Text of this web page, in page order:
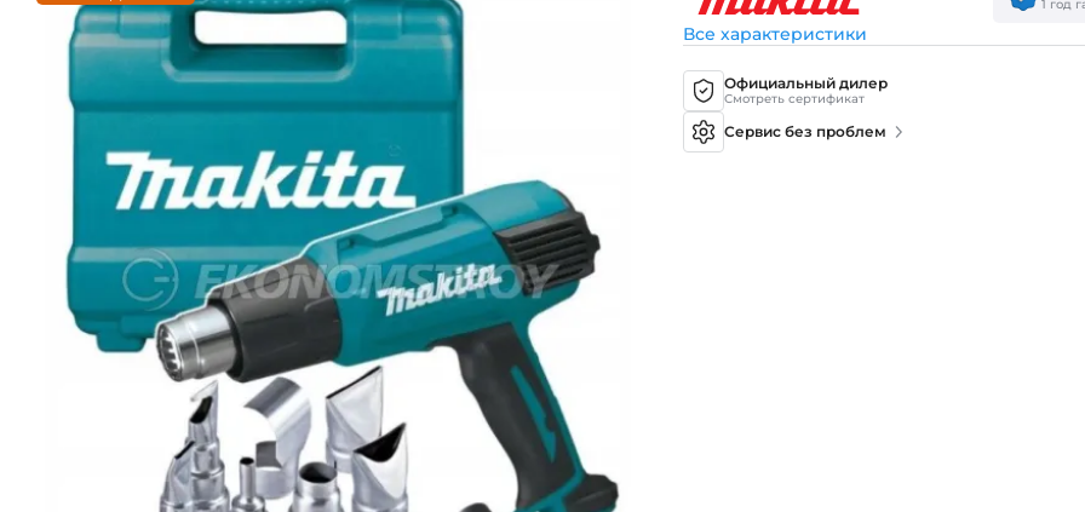
1 год
Все характеристики
Официальный дилер
Смотреть сертификат
Сервис без проблем